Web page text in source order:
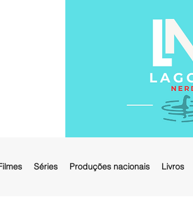
Séries Produções nacionais Livros